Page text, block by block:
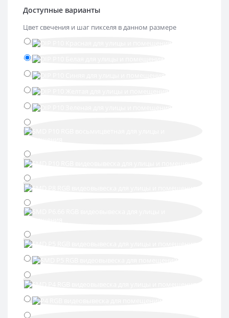
Доступные варианты
Цвет свечения и шаг пикселя в данном размере